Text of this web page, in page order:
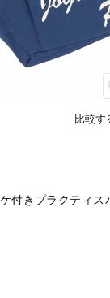
比較す
付きプラクティス